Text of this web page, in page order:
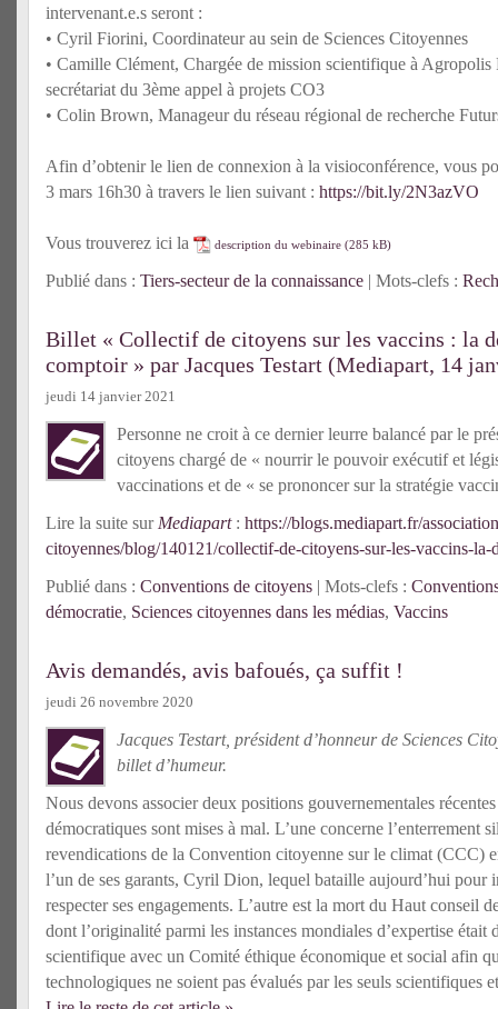
intervenant.e.s seront :
• Cyril Fiorini, Coordinateur au sein de Sciences Citoyennes
• Camille Clément, Chargée de mission scientifique à Agropolis
secrétariat du 3ème appel à projets CO3
• Colin Brown, Manageur du réseau régional de recherche
Afin d’obtenir le lien de connexion à la visioconférence, vous
3 mars 16h30 à travers le lien suivant : https://bit.ly/2N3azVO
Vous trouverez ici la description du webinaire
Publié dans : Tiers-secteur de la connaissance | Mots-clefs :
Billet « Collectif de citoyens sur les vaccins : la
comptoir » par Jacques Testart (Mediapart, 14
jeudi 14 janvier 2021
Personne ne croit à ce dernier leurre balancé par le
citoyens chargé de « nourrir le pouvoir exécutif et
vaccinations et de « se prononcer sur la stratégie
Lire la suite sur Mediapart: https://blogs.mediapart.fr/
citoyennes/blog/140121/collectif-de-citoyens-sur-les-vaccins-la-
Publié dans : Conventions de citoyens | Mots-clefs :
démocratie, Sciences citoyennes dans les médias, Vaccins
Avis demandés, avis bafoués, ça suffit !
jeudi 26 novembre 2020
Jacques Testart, président d’honneur de Sciences
billet d’humeur.
Nous devons associer deux positions gouvernementales
démocratiques sont mises à mal. L’une concerne l’enterrement
revendications de la Convention citoyenne sur le climat (CCC)
l’un de ses garants, Cyril Dion, lequel bataille aujourd’hui pour
respecter ses engagements. L’autre est la mort du Haut conseil
dont l’originalité parmi les instances mondiales d’expertise était
scientifique avec un Comité éthique économique et social afin
technologiques ne soient pas évalués par les seuls scientifiques